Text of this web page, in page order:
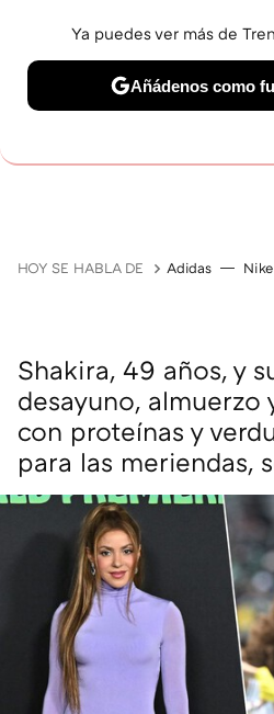
HOY SE HABLA DE Adidas Nike
Shakira, 49 años, y
desayuno, almuerzo
con proteínas y
para las meriendas,
Ya puedes ver más de
Añádenos como